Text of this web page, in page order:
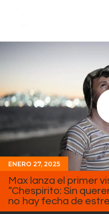
Inicio Real FM
Streaming
En Vivo
Descarga La
Programas
Noticias
Equipo
Sobre
Contactos
ENERO 27, 2025
Max lanza el primer
“Chespirito: Sin
no hay fecha de